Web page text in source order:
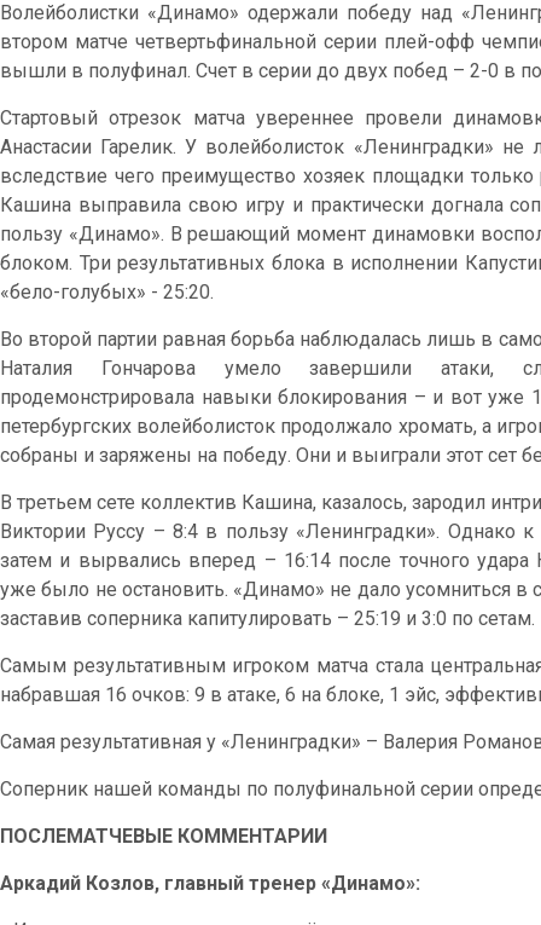
Волейболистки «Динамо» одержали победу над
втором матче четвертьфинальной серии плей-офф
вышли в полуфинал. Счет в серии до двух побед – 2-0 в
Стартовый отрезок матча увереннее провели
Анастасии Гарелик. У волейболисток «Ленинградки»
вследствие чего преимущество хозяек площадки
Кашина выправила свою игру и практически догнала
пользу «Динамо». В решающий момент динамовки
блоком. Три результативных блока в исполнении
«бело-голубых» - 25:20.
Во второй партии равная борьба наблюдалась лишь в
Наталия Гончарова умело завершили атаки,
продемонстрировала навыки блокирования – и вот уже
петербургских волейболисток продолжало хромать, а
собраны и заряжены на победу. Они и выиграли этот сет
В третьем сете коллектив Кашина, казалось, зародил
Виктории Руссу – 8:4 в пользу «Ленинградки». Однако
затем и вырвались вперед – 16:14 после точного
уже было не остановить. «Динамо» не дало усомниться в
заставив соперника капитулировать – 25:19 и 3:0 по сетам.
Самым результативным игроком матча стала
набравшая 16 очков: 9 в атаке, 6 на блоке, 1 эйс,
Самая результативная у «Ленинградки» – Валерия
Соперник нашей команды по полуфинальной серии
ПОСЛЕМАТЧЕВЫЕ КОММЕНТАРИИ
Аркадий Козлов, главный тренер «Динамо»: